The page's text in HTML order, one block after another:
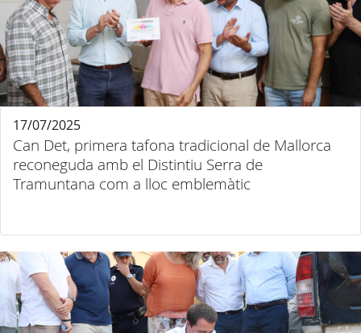
Can Det, primera tafona tradicional de Mallorca
reconeguda amb el Distintiu Serra de
Tramuntana com a lloc emblemàtic
17/07/2025